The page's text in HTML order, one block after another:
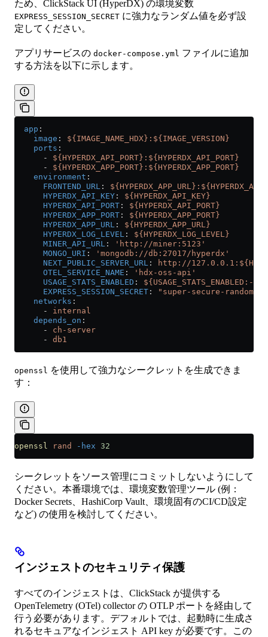
ため、ClickStack UI (HyperDX) の環境変数
EXPRESS_SESSION_SECRET に強力なランダム値を必ず設
定してください。
アプリサービスの docker-compose.yml ファイルに追加
する方法を以下に示します。
  app
:
    image
: ${IMAGE_NAME_HDX}:${IMAGE_VERSION}
    ports
:
      -
${HYPERDX_API_PORT}:${HYPERDX_API_PORT}
      -
${HYPERDX_APP_PORT}:${HYPERDX_APP_PORT}
    environment
:
      FRONTEND_URL
:
      HYPERDX_API_KEY
: ${HYPERDX_API_KEY}
      HYPERDX_API_PORT
: ${HYPERDX_API_PORT}
      HYPERDX_APP_PORT
: ${HYPERDX_APP_PORT}
      HYPERDX_APP_URL
: ${HYPERDX_APP_URL}
      HYPERDX_LOG_LEVEL
: ${HYPERDX_LOG_LEVEL}
      MINER_API_URL
:
'http://miner:5123'
      MONGO_URI
:
'mongodb://db:27017/hyperdx'
      NEXT_PUBLIC_SERVER_URL
:
http://
      OTEL_SERVICE_NAME
:
'hdx-oss-api'
      USAGE_STATS_ENABLED
: ${USAGE_STATS_ENABLED:-
      EXPRESS_SESSION_SECRET
:
"super-secure-random-
    networks
:
      -
internal
    depends_on
:
      -
ch-server
      -
db1
openssl を使用して強力なシークレットを生成できま
す：
openssl rand -hex 32
シークレットをソース管理にコミットしないようにして
ください。本番環境では、環境変数管理ツール (例：
Docker Secrets、HashiCorp Vault、環境固有のCI/CD設定
など) の使用を検討してください。
インジェストのセキュリティ保護
すべてのインジェストは、ClickStack が提供する
OpenTelemetry (OTel) collector の OTLP ポートを経由して
行う必要があります。デフォルトでは、起動時に生成さ
れるセキュアなインジェスト API key が必要です。この